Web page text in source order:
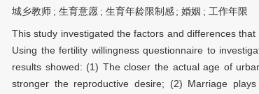
城乡教师 ; 生育意愿 ; 生育年龄限制感 ;婚姻 ;工作年限
This study investigated the factors and differences
Using the fertility willingness questionnaire to
results showed: (1) The closer the actual age of
stronger the reproductive desire; (2) Marriage